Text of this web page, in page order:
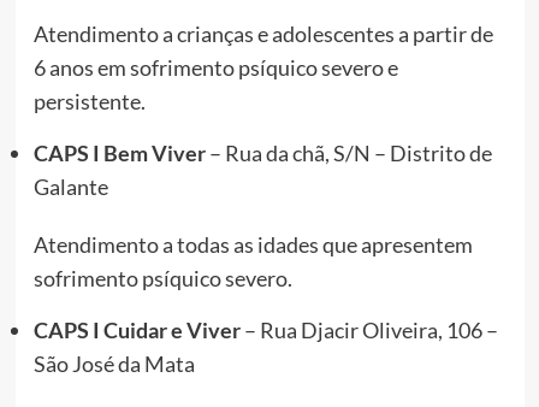
Atendimento a crianças e adolescentes a partir de
6 anos em sofrimento psíquico severo e
persistente.
CAPS I Bem Viver– Rua da chã, S/N – Distrito de
Galante
Atendimento a todas as idades que apresentem
sofrimento psíquico severo.
CAPS I Cuidar e Viver– Rua Djacir Oliveira, 106 –
São José da Mata